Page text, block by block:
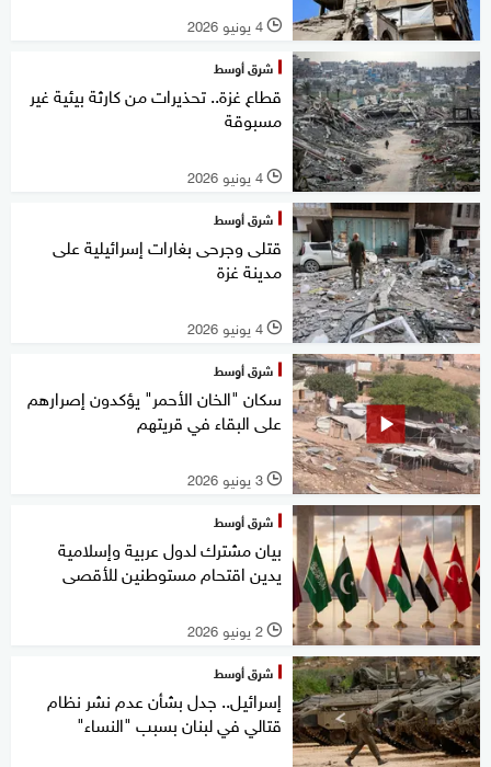
l 4 يونيو 2026
شرق أوسط
قطاع غزة.. تحذيرات من كارثة بيئية غير
مسبوقة
l 4 يونيو 2026
شرق أوسط
قتلى وجرحى بغارات إسرائيلية على
مدينة غزة
l 4 يونيو 2026
شرق أوسط
سكان "الخان الأحمر" يؤكدون إصرارهم
على البقاء في قريتهم
l 3 يونيو 2026
شرق أوسط
بيان مشترك لدول عربية وإسلامية
يدين اقتحام مستوطنين للأقصى
l 2 يونيو 2026
شرق أوسط
إسرائيل.. جدل بشأن عدم نشر نظام
قتالي في لبنان بسبب "النساء"